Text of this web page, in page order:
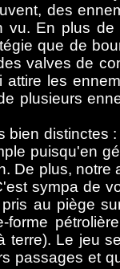
des
En plus
que de
valves de
les
plusieurs
bien distinctes
puisqu'en
De plus,
sympa de
au piège
forme
terre). Le jeu
passages et